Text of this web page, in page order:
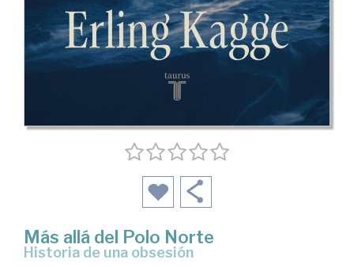
Más allá del Polo Norte
Historia de una obsesión